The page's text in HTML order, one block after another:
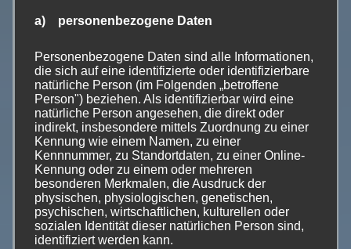
endlich eine klare Grenze gezogen, die für alle Betriebe
(und müssen) in Schutzgebieten gestellt, sie können
aber vor allem gefördert werden.
Im neuen Landwirtschaftsgesetz sollte auch geregelt
werden,welche besonderen Formen der Landwirtschaft
wegen ihres Nutzens für das Gemeinwohl dem Grunde
nach förderungsfähig sind und welche (wegen ihrer
schädlichen externen Effekte) gerade nicht.
Preisspekulationen und Eigentumskonzentration von
landwirtschaftlich genutzten Flächen sind ein
a) personenbezogene Daten
Personenbezogene Daten sind alle Informationen,
die sich auf eine identifizierte oder identifizierbare
natürliche Person (im Folgenden „betroffene
Person") beziehen. Als identifizierbar wird eine
natürliche Person angesehen, die direkt oder
indirekt, insbesondere mittels Zuordnung zu einer
Kennung wie einem Namen, zu einer
Kennnummer, zu Standortdaten, zu einer Online-
Kennung oder zu einem oder mehreren
besonderen Merkmalen, die Ausdruck der
physischen, physiologischen, genetischen,
psychischen, wirtschaftlichen, kulturellen oder
sozialen Identität dieser natürlichen Person sind,
identifiziert werden kann.